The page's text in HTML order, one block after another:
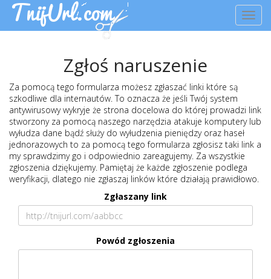
Zgłoś naruszenie
Za pomocą tego formularza możesz zgłaszać linki które są
szkodliwe dla internautów. To oznacza że jeśli Twój system
antywirusowy wykryje że strona docelowa do której prowadzi link
stworzony za pomocą naszego narzędzia atakuje komputery lub
wyłudza dane bądź służy do wyłudzenia pieniędzy oraz haseł
jednorazowych to za pomocą tego formularza zgłosisz taki link a
my sprawdzimy go i odpowiednio zareagujemy. Za wszystkie
zgłoszenia dziękujemy. Pamiętaj że każde zgłoszenie podlega
weryfikacji, dlatego nie zgłaszaj linków które działają prawidłowo.
Zgłaszany link
Powód zgłoszenia